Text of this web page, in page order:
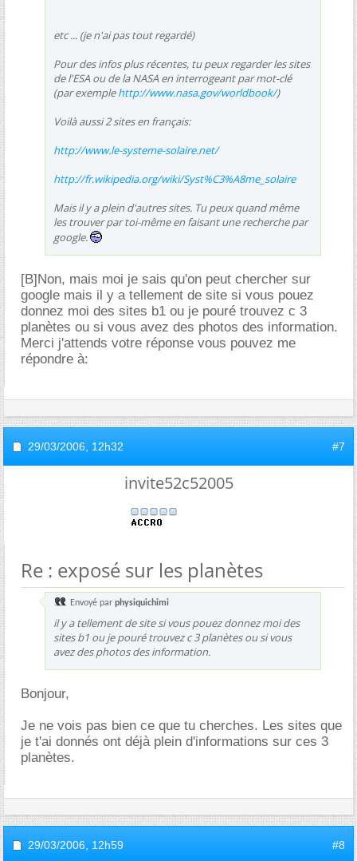
etc ... (je n'ai pas tout regardé)
Pour des infos plus récentes, tu peux regarder les sites
de l'ESA ou de la NASA en interrogeant par mot-clé
(par exemplehttp://www.nasa.gov/worldbook/)
Voilà aussi 2 sites en français:
http://www.le-systeme-solaire.net/
http://fr.wikipedia.org/wiki/Syst%C3%A8me_solaire
Mais il y a plein d'autres sites. Tu peux quand même
les trouver par toi-même en faisant une recherche par
google.
[B]Non, mais moi je sais qu'on peut chercher sur
google mais il y a tellement de site si vous pouez
donnez moi des sites b1 ou je pouré trouvez c 3
planètes ou si vous avez des photos des information.
Merci j'attends votre réponse vous pouvez me
répondre à:
29/03/2006, 12h32 #7
invite52c52005
Re : exposé sur les planètes
Envoyé par physiquichimi
il y a tellement de site si vous pouez donnez moi des
sites b1 ou je pouré trouvez c 3 planètes ou si vous
avez des photos des information.
Bonjour,
Je ne vois pas bien ce que tu cherches. Les sites que
je t'ai donnés ont déjà plein d'informations sur ces 3
planètes.
29/03/2006, 12h59 #8